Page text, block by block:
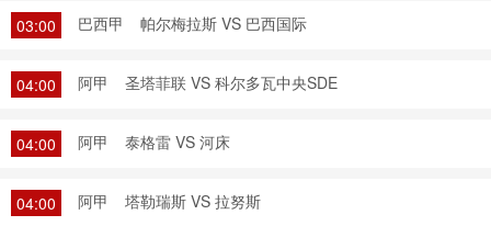
03:00 巴西甲 帕尔梅拉斯 VS 巴西国际
04:00 阿甲 圣塔菲联 VS 科尔多瓦中央SDE
04:00 阿甲 泰格雷 VS 河床
04:00 阿甲 塔勒瑞斯 VS 拉努斯